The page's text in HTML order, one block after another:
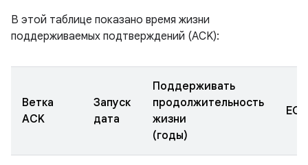
В этой таблице показано время жизни
поддерживаемых подтверждений (ACK):
Ветка
ACK
Запуск
дата
Поддерживать
продолжительность
жизни
(годы)
EOL